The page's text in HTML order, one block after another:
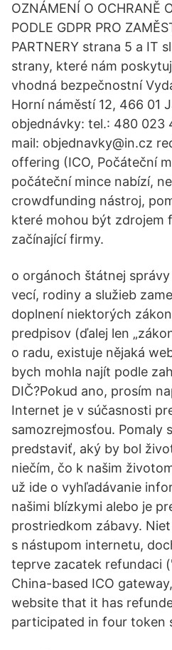
OZNÁMENÍ O OCHRANĚ
PODLE GDPR PRO
PARTNERY strana 5 a IT
strany, které nám
vhodná bezpečnostní
Horní náměstí 12, 466 01
objednávky: tel.: 480 023
mail: objednavky@in.cz
offering (ICO, Počáteční
počáteční mince nabízí,
crowdfunding nástroj,
které mohou být zdrojem
začínající firmy.
o orgánoch štátnej
vecí, rodiny a služieb
doplnení niektorých
predpisov (ďalej len
o radu, existuje nějaká
bych mohla najít podle
DIČ?Pokud ano, prosím
Internet je v súčasnosti
samozrejmosťou. Pomaly
predstaviť, aký by bol
niečím, čo k našim
už ide o vyhľadávanie
našimi blízkymi alebo je
prostriedkom zábavy.
s nástupom internetu,
teprve zacatek refundaci
China-based ICO
website that it has
participated in four token